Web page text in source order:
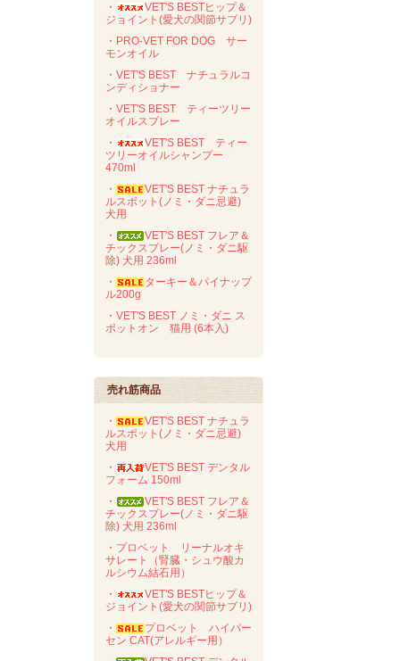
・
VET'S BESTヒップ＆
ジョイント(愛犬の関節サプリ)
・PRO-VET FOR DOG サー
モンオイル
・VET'S BEST ナチュラルコ
ンディショナー
・VET'S BEST ティーツリー
オイルスプレー
・
VET'S BEST ティー
ツリーオイルシャンプー
470ml
・
VET'S BEST ナチュラ
ルスポット(ノミ・ダニ忌避)
犬用
・
VET'S BEST フレア＆
チックスプレー(ノミ・ダニ駆
除) 犬用 236ml
・
ターキー＆パイナップ
ル200g
・VET'S BEST ノミ・ダニ ス
ポットオン 猫用 (6本入)
売れ筋商品
・
VET'S BEST ナチュラ
ルスポット(ノミ・ダニ忌避)
犬用
・
VET'S BEST デンタル
フォーム 150ml
・
VET'S BEST フレア＆
チックスプレー(ノミ・ダニ駆
除) 犬用 236ml
・プロベット リーナルオキ
サレート（腎臓・シュウ酸カ
ルシウム結石用）
・
VET'S BESTヒップ＆
ジョイント(愛犬の関節サプリ)
・
プロベット ハイパー
セン CAT(アレルギー用）